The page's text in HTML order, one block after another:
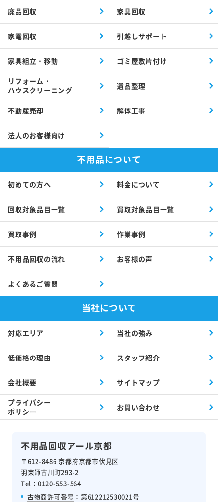
不用品回収アール京都
〒612-8486 京都府京都市伏見区
羽束師古川町293-2
Tel：0120-553-564
古物商許可番号 ：第612212530021号
廃品回収 家具回収
家電回収 引越しサポート
家具組立・移動 ゴミ屋敷片付け
リフォーム・
ハウスクリーニング
遺品整理
不動産売却 解体工事
法人のお客様向け
不用品について
初めての方へ 料金について
回収対象品目一覧 買取対象品目一覧
買取事例 作業事例
不用品回収の流れ お客様の声
よくあるご質問
当社について
対応エリア 当社の強み
低価格の理由 スタッフ紹介
会社概要 サイトマップ
プライバシー
ポリシー
お問い合わせ